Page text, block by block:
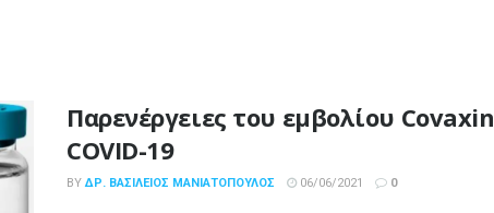
Παρενέργειες του εμβολίου Covaxin
COVID-19
BY ΔΡ. ΒΑΣΊΛΕΙΟΣ ΜΑΝΙΑΤΌΠΟΥΛΟΣ 06/06/2021 0